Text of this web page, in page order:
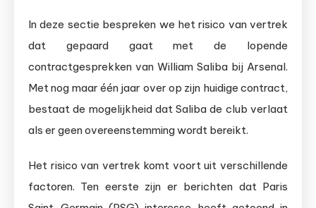
In deze sectie bespreken we het risico van vertrek
dat gepaard gaat met de lopende
contractgesprekken van William Saliba bij Arsenal.
Met nog maar één jaar over op zijn huidige contract,
bestaat de mogelijkheid dat Saliba de club verlaat
als er geen overeenstemming wordt bereikt.
Het risico van vertrek komt voort uit verschillende
factoren. Ten eerste zijn er berichten dat Paris